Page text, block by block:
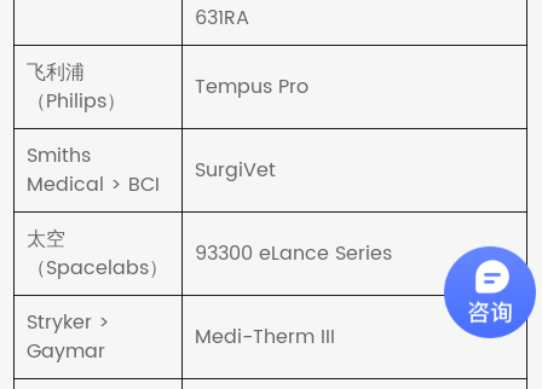
631RA
飞利浦
（Philips）
Tempus Pro
Smiths
Medical > BCI
SurgiVet
太空
（Spacelabs）
93300 eLance Series
Stryker >
Gaymar
Medi-Therm III